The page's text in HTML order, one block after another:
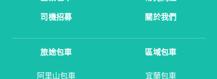
司機招募
關於我們
旅途包車
阿里山包車
區域包車
宜蘭包車